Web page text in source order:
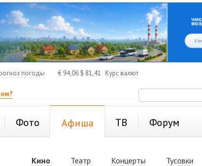
погоды € 94,06 $ 81,41 Курс валют
Фото Афиша ТВ Форум
Кино Театр Концерты Тусовки